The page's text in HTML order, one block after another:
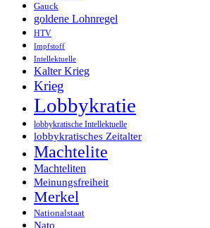
Gauck
goldene Lohnregel
HTV
Impfstoff
Intellektuelle
Kalter Krieg
Krieg
Lobbykratie
lobbykratische Intellektuelle
lobbykratisches Zeitalter
Machtelite
Machteliten
Meinungsfreiheit
Merkel
Nationalstaat
Nato